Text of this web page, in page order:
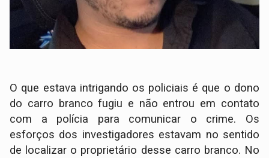
O que estava intrigando os policiais é que o dono
do carro branco fugiu e não entrou em contato
com a polícia para comunicar o crime. Os
esforços dos investigadores estavam no sentido
de localizar o proprietário desse carro branco. No